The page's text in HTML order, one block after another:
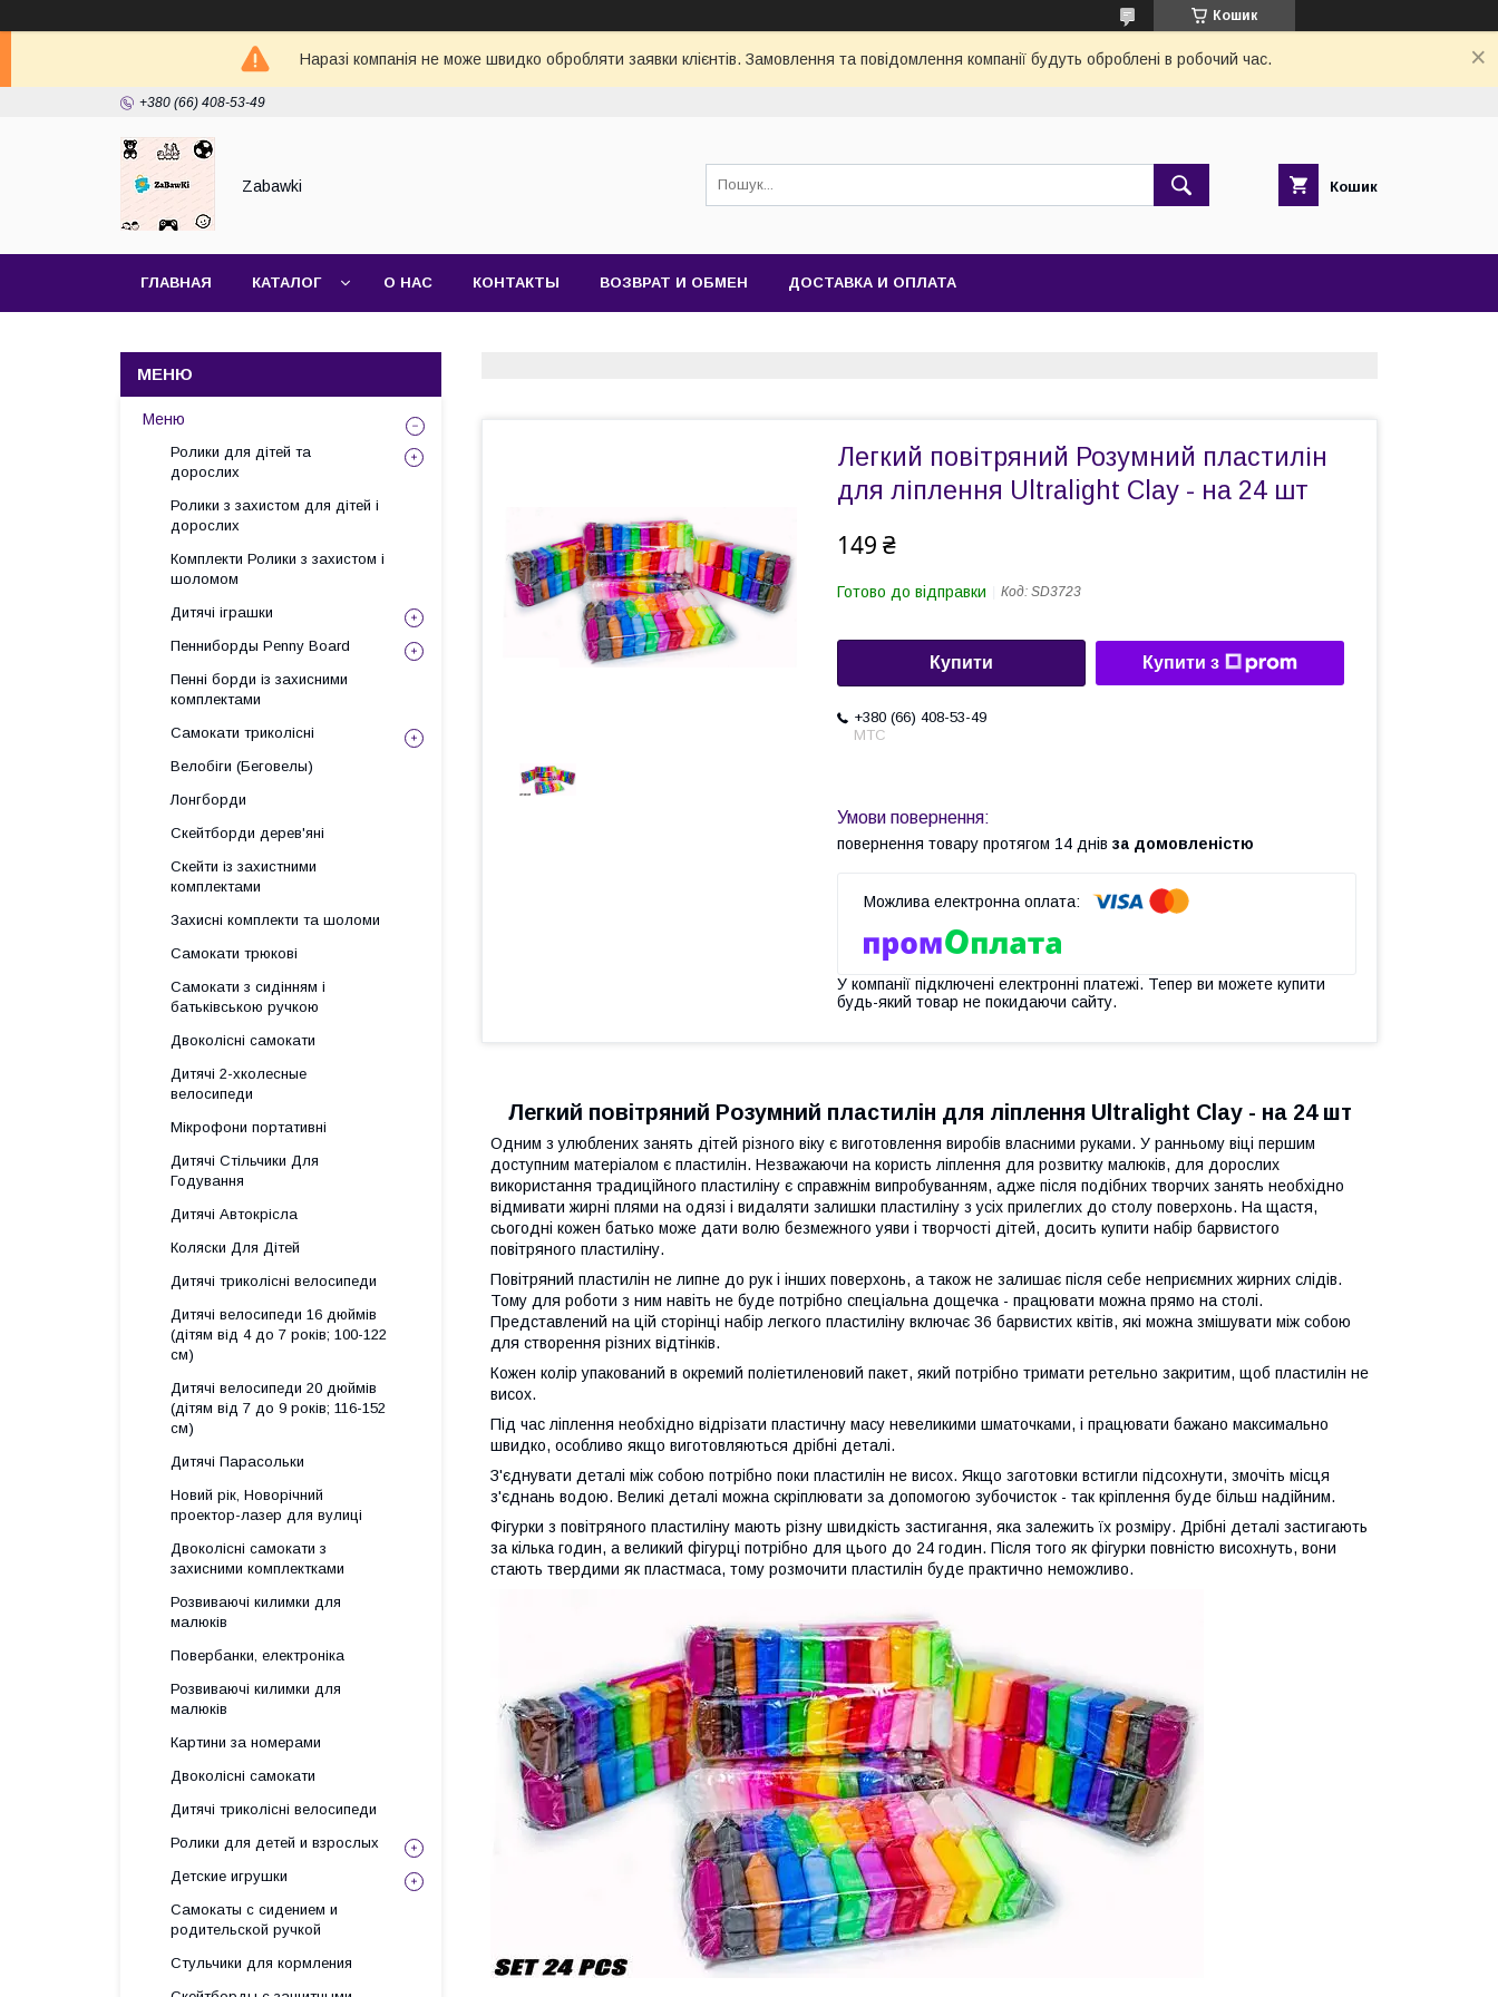
Кошик
Наразі компанія не може швидко обробляти заявки клієнтів. Замовлення та повідомлення компанії будуть оброблені в робочий час.
+380 (66) 408-53-49
Zabawki Кошик
ГЛАВНАЯ КАТАЛОГ О НАС КОНТАКТЫ ВОЗВРАТ И ОБМЕН ДОСТАВКА И ОПЛАТА
Легкий повітряний Розумний пластилін
для ліплення Ultralight Clay - на 24 шт
149 ₴
Готово до відправки Код: SD3723
Купити Купити з
+380 (66) 408-53-49
МТС
повернення товару протягом 14 днів за домовленістю
У компанії підключені електронні платежі. Тепер ви можете купити
будь-який товар не покидаючи сайту.
Легкий повітряний Розумний пластилін для ліплення Ultralight Clay - на 24 шт
Одним з улюблених занять дітей різного віку є виготовлення виробів власними руками. У ранньому віці першим
доступним матеріалом є пластилін. Незважаючи на користь ліплення для розвитку малюків, для дорослих
використання традиційного пластиліну є справжнім випробуванням, адже після подібних творчих занять необхідно
відмивати жирні плями на одязі і видаляти залишки пластиліну з усіх прилеглих до столу поверхонь. На щастя,
сьогодні кожен батько може дати волю безмежного уяви і творчості дітей, досить купити набір барвистого
повітряного пластиліну.
Повітряний пластилін не липне до рук і інших поверхонь, а також не залишає після себе неприємних жирних слідів.
Тому для роботи з ним навіть не буде потрібно спеціальна дощечка - працювати можна прямо на столі.
Представлений на цій сторінці набір легкого пластиліну включає 36 барвистих квітів, які можна змішувати між собою
для створення різних відтінків.
Кожен колір упакований в окремий поліетиленовий пакет, який потрібно тримати ретельно закритим, щоб пластилін не
висох.
Під час ліплення необхідно відрізати пластичну масу невеликими шматочками, і працювати бажано максимально
швидко, особливо якщо виготовляються дрібні деталі.
З'єднувати деталі між собою потрібно поки пластилін не висох. Якщо заготовки встигли підсохнути, змочіть місця
з'єднань водою. Великі деталі можна скріплювати за допомогою зубочисток - так кріплення буде більш надійним.
Фігурки з повітряного пластиліну мають різну швидкість застигання, яка залежить їх розміру. Дрібні деталі застигають
за кілька годин, а великий фігурці потрібно для цього до 24 годин. Після того як фігурки повністю висохнуть, вони
стають твердими як пластмаса, тому розмочити пластилін буде практично неможливо.
Меню
Ролики для дітей та
дорослих
Ролики з захистом для дітей і
дорослих
Комплекти Ролики з захистом і
шоломом
Дитячі іграшки
Пенниборды Penny Board
Пенні борди із захисними
комплектами
Самокати триколісні
Велобіги (Беговелы)
Лонгборди
Скейтборди дерев'яні
Скейти із захистними
комплектами
Захисні комплекти та шоломи
Самокати трюкові
Самокати з сидінням і
батьківською ручкою
Двоколісні самокати
Дитячі 2-хколесные
велосипеди
Мікрофони портативні
Дитячі Стільчики Для
Годування
Дитячі Автокрісла
Коляски Для Дітей
Дитячі триколісні велосипеди
Дитячі велосипеди 16 дюймів
(дітям від 4 до 7 років; 100-122
см)
Дитячі велосипеди 20 дюймів
(дітям від 7 до 9 років; 116-152
см)
Дитячі Парасольки
Новий рік, Новорічний
проектор-лазер для вулиці
Двоколісні самокати з
захисними комплектками
Розвиваючі килимки для
малюків
Повербанки, електроніка
Розвиваючі килимки для
малюків
Картини за номерами
Двоколісні самокати
Дитячі триколісні велосипеди
Ролики для детей и взрослых
Детские игрушки
Самокаты с сидением и
родительской ручкой
Стульчики для кормления